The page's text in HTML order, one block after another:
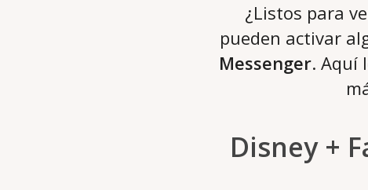
¿Listos para
pueden activar
Messenger. Aquí
Disney +